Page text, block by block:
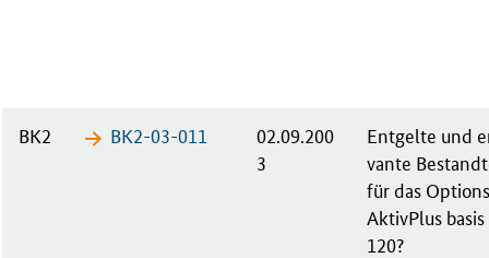
BK2 BK2-03-​011
02.09.200
3
Ent­gel­te und
van­te
für das
Ak­tiv­Plus
120?